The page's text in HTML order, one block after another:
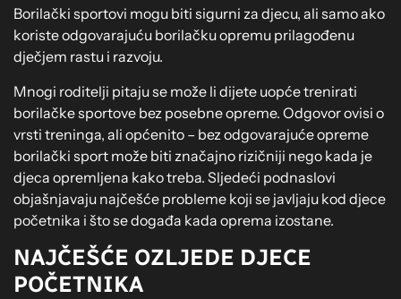
Borilački sportovi mogu biti sigurni za djecu, ali samo ako
koriste odgovarajuću borilačku opremu prilagođenu
dječjem rastu i razvoju.
Mnogi roditelji pitaju se može li dijete uopće trenirati
borilačke sportove bez posebne opreme. Odgovor ovisi o
vrsti treninga, ali općenito – bez odgovarajuće opreme
borilački sport može biti značajno rizičniji nego kada je
djeca opremljena kako treba. Sljedeći podnaslovi
objašnjavaju najčešće probleme koji se javljaju kod djece
početnika i što se događa kada oprema izostane.
NAJČEŠĆE OZLJEDE DJECE
POČETNIKA